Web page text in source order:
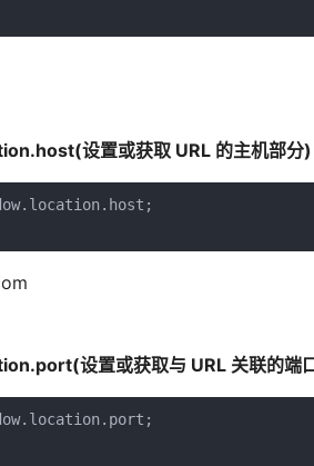
设置或获取 URL 的主机部分)
设置或获取与 URL 关联的端